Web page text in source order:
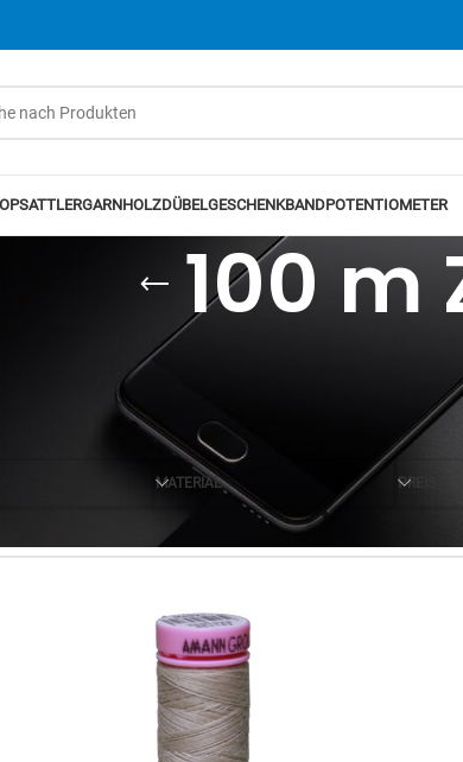
SATTLERGARNHOLZDÜBELGESCHENKBANDPOTENTIOMETER
100 m
MATERIAL PREIS